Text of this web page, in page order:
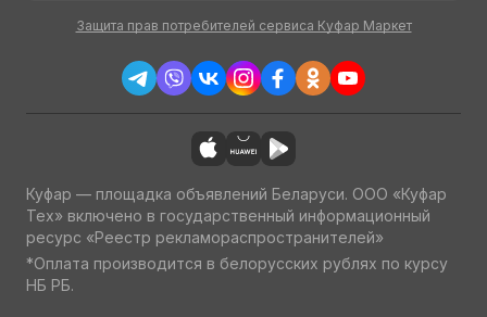
Защита прав потребителей сервиса Куфар Маркет
Куфар — площадка объявлений Беларуси. ООО «Куфар
Тех» включено в государственный информационный
ресурс «Реестр рекламораспространителей»
*Оплата производится в белорусских рублях по курсу
НБ РБ.